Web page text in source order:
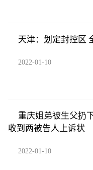
天津：划定封控区
2022-01-10
重庆姐弟被生父扔
收到两被告人上诉状
2022-01-10